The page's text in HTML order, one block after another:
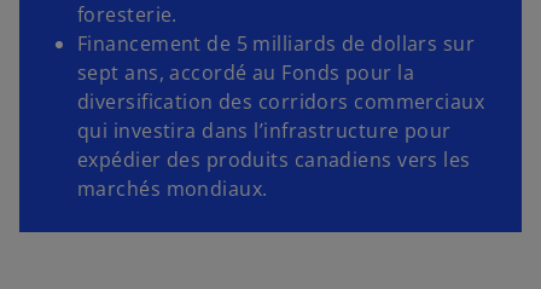
foresterie.
Financement de 5 milliards de dollars sur
sept ans, accordé au Fonds pour la
diversification des corridors commerciaux
qui investira dans l’infrastructure pour
expédier des produits canadiens vers les
marchés mondiaux.